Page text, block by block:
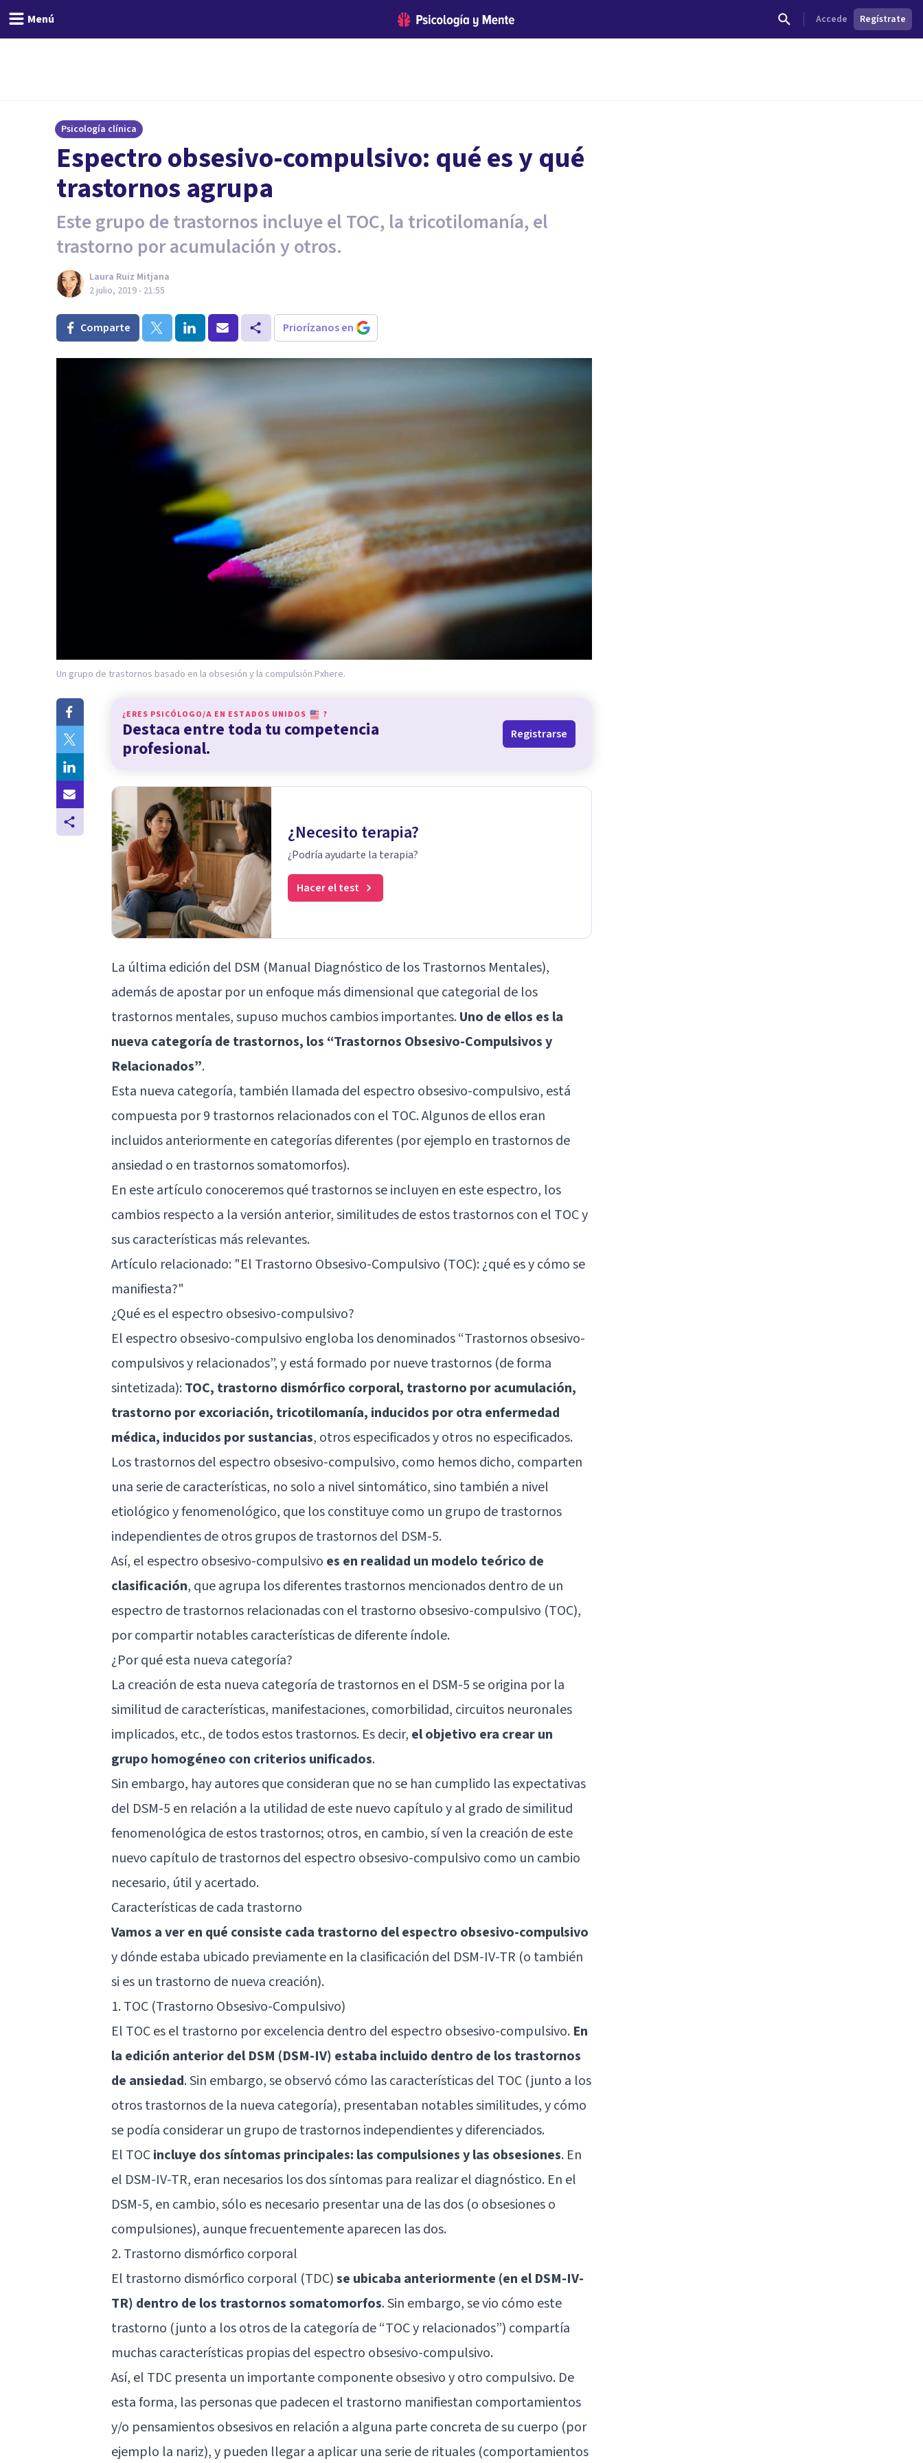
Menú Accede Regístrate
Psicología clínica
Espectro obsesivo-compulsivo: qué es y qué
trastornos agrupa
Este grupo de trastornos incluye el TOC, la tricotilomanía, el
trastorno por acumulación y otros.
Laura Ruiz Mitjana
2 julio, 2019 - 21:55
Comparte Priorízanos en
Un grupo de trastornos basado en la obsesión y la compulsión.Pxhere.
¿ERES PSICÓLOGO/A EN ESTADOS UNIDOS ?
Destaca entre toda tu competencia
profesional.
Registrarse
¿Necesito terapia?
¿Podría ayudarte la terapia?
Hacer el test
La última edición del DSM (Manual Diagnóstico de los Trastornos Mentales),
además de apostar por un enfoque más dimensional que categorial de los
trastornos mentales, supuso muchos cambios importantes.Uno de ellos es la
nueva categoría de trastornos, los “Trastornos Obsesivo-Compulsivos y
Relacionados”.
Esta nueva categoría, también llamada del espectro obsesivo-compulsivo, está
compuesta por 9 trastornos relacionados con el TOC. Algunos de ellos eran
incluidos anteriormente en categorías diferentes (por ejemplo en trastornos de
ansiedad o en trastornos somatomorfos).
En este artículo conoceremos qué trastornos se incluyen en este espectro, los
cambios respecto a la versión anterior, similitudes de estos trastornos con el TOC y
sus características más relevantes.
Artículo relacionado: "El Trastorno Obsesivo-Compulsivo (TOC): ¿qué es y cómo se
manifiesta?"
¿Qué es el espectro obsesivo-compulsivo?
El espectro obsesivo-compulsivo engloba los denominados “Trastornos obsesivo-
compulsivos y relacionados”, y está formado por nueve trastornos (de forma
sintetizada):TOC, trastorno dismórfico corporal, trastorno por acumulación,
trastorno por excoriación, tricotilomanía, inducidos por otra enfermedad
médica, inducidos por sustancias, otros especificados y otros no especificados.
Los trastornos del espectro obsesivo-compulsivo, como hemos dicho, comparten
una serie de características, no solo a nivel sintomático, sino también a nivel
etiológico y fenomenológico, que los constituye como un grupo de trastornos
independientes de otros grupos de trastornos del DSM-5.
Así, el espectro obsesivo-compulsivo es en realidad un modelo teórico de
clasificación, que agrupa los diferentes trastornos mencionados dentro de un
espectro de trastornos relacionadas con el trastorno obsesivo-compulsivo (TOC),
por compartir notables características de diferente índole.
¿Por qué esta nueva categoría?
La creación de esta nueva categoría de trastornos en el DSM-5 se origina por la
similitud de características, manifestaciones, comorbilidad, circuitos neuronales
implicados, etc., de todos estos trastornos. Es decir, el objetivo era crear un
grupo homogéneo con criterios unificados.
Sin embargo, hay autores que consideran que no se han cumplido las expectativas
del DSM-5 en relación a la utilidad de este nuevo capítulo y al grado de similitud
fenomenológica de estos trastornos; otros, en cambio, sí ven la creación de este
nuevo capítulo de trastornos del espectro obsesivo-compulsivo como un cambio
necesario, útil y acertado.
Características de cada trastorno
Vamos a ver en qué consiste cada trastorno del espectro obsesivo-compulsivo
y dónde estaba ubicado previamente en la clasificación del DSM-IV-TR (o también
si es un trastorno de nueva creación).
1. TOC (Trastorno Obsesivo-Compulsivo)
El TOC es el trastorno por excelencia dentro del espectro obsesivo-compulsivo. En
la edición anterior del DSM (DSM-IV) estaba incluido dentro de los trastornos
de ansiedad. Sin embargo, se observó cómo las características del TOC (junto a los
otros trastornos de la nueva categoría), presentaban notables similitudes, y cómo
se podía considerar un grupo de trastornos independientes y diferenciados.
El TOCincluye dos síntomas principales: las compulsiones y las obsesiones. En
el DSM-IV-TR, eran necesarios los dos síntomas para realizar el diagnóstico. En el
DSM-5, en cambio, sólo es necesario presentar una de las dos (o obsesiones o
compulsiones), aunque frecuentemente aparecen las dos.
2. Trastorno dismórfico corporal
El trastorno dismórfico corporal (TDC)se ubicaba anteriormente (en el DSM-IV-
TR) dentro de los trastornos somatomorfos. Sin embargo, se vio cómo este
trastorno (junto a los otros de la categoría de “TOC y relacionados”) compartía
muchas características propias del espectro obsesivo-compulsivo.
Así, el TDC presenta un importante componente obsesivo y otro compulsivo. De
esta forma, las personas que padecen el trastorno manifiestan comportamientos
y/o pensamientos obsesivos en relación a alguna parte concreta de su cuerpo (por
ejemplo la nariz), y pueden llegar a aplicar una serie de rituales (comportamientos